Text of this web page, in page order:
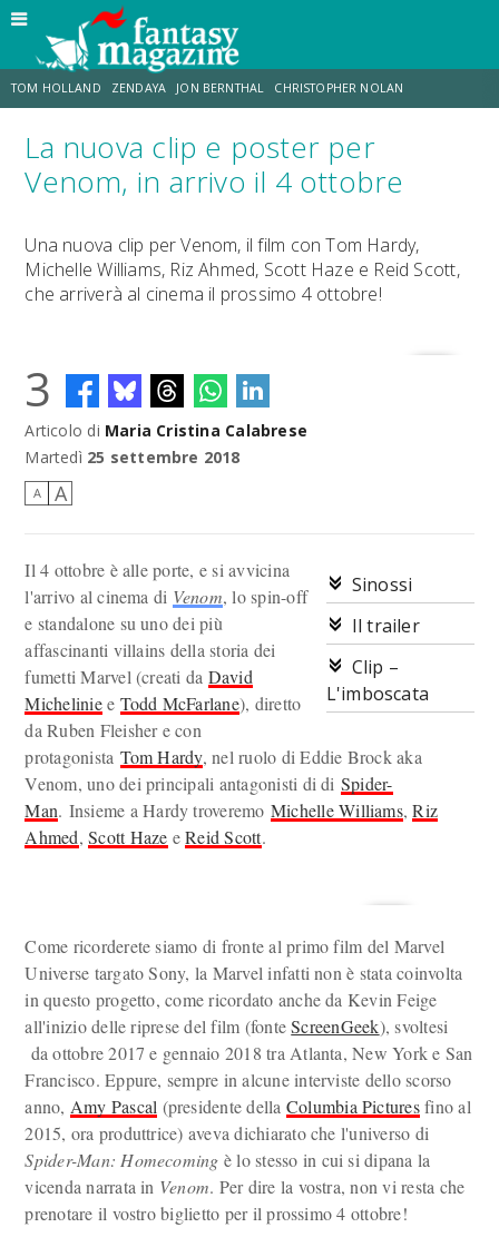
TOM HOLLAND ZENDAYA JON BERNTHAL CHRISTOPHER NOLAN
STRANIMONDI LUCCA COMICS & GAMES ODISSEA CHRIS MCKENNA
La nuova clip e poster per
Venom, in arrivo il 4 ottobre
Una nuova clip per Venom, il film con Tom Hardy,
Michelle Williams, Riz Ahmed, Scott Haze e Reid Scott,
che arriverà al cinema il prossimo 4 ottobre!
3
Articolo di Maria Cristina Calabrese
Martedì 25 settembre 2018
A A
Sinossi
Il trailer
Clip –
L'imboscata
Il 4 ottobre è alle porte, e si avvicina
l'arrivo al cinema di Venom, lo spin-off
e standalone su uno dei più
affascinanti villains della storia dei
fumetti Marvel (creati da David
Micheliniee Todd McFarlane), diretto
da Ruben Fleisher e con
protagonista Tom Hardy, nel ruolo di Eddie Brock aka
Venom, uno dei principali antagonisti di di Spider-
Man. Insieme a Hardy troveremo Michelle Williams,Riz
Ahmed,Scott Haze eReid Scott.
Come ricorderete siamo di fronte al primo film del Marvel
Universe targato Sony, la Marvel infatti non è stata coinvolta
in questo progetto, come ricordato anche da Kevin Feige
all'inizio delle riprese del film (fonteScreenGeek), svoltesi
da ottobre 2017 e gennaio 2018 tra Atlanta, New York e San
Francisco. Eppure, sempre in alcune interviste dello scorso
anno, Amy Pascal (presidente della Columbia Picturesfino al
2015, ora produttrice) aveva dichiarato che l'universo di
Spider-Man: Homecoming è lo stesso in cui si dipana la
vicenda narrata in Venom. Per dire la vostra, non vi resta che
prenotare il vostro biglietto per il prossimo 4 ottobre!